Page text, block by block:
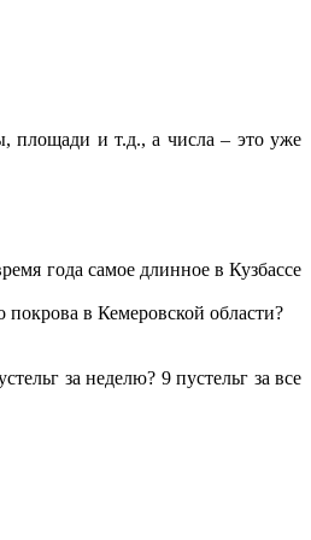
площади и т.д., а числа – это уже
года самое длинное в Кузбассе
в Кемеровской области?
за неделю? 9 пустельг за все